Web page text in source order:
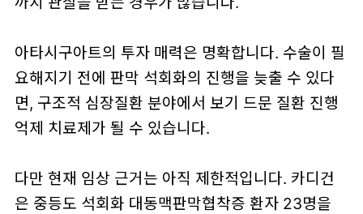
아타시구아트의 투자 매력은 명확합니다. 수술이 필
요해지기 전에 판막 석회화의 진행을 늦출 수 있다
면, 구조적 심장질환 분야에서 보기 드문 질환 진행
억제 치료제가 될 수 있습니다.
다만 현재 임상 근거는 아직 제한적입니다. 카디건
은 중등도 석회화 대동맥판막협착증 환자 23명을